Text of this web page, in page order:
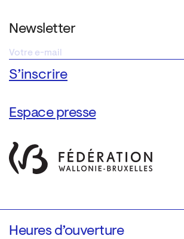
Newsletter
Espace presse
Heures d’ouverture